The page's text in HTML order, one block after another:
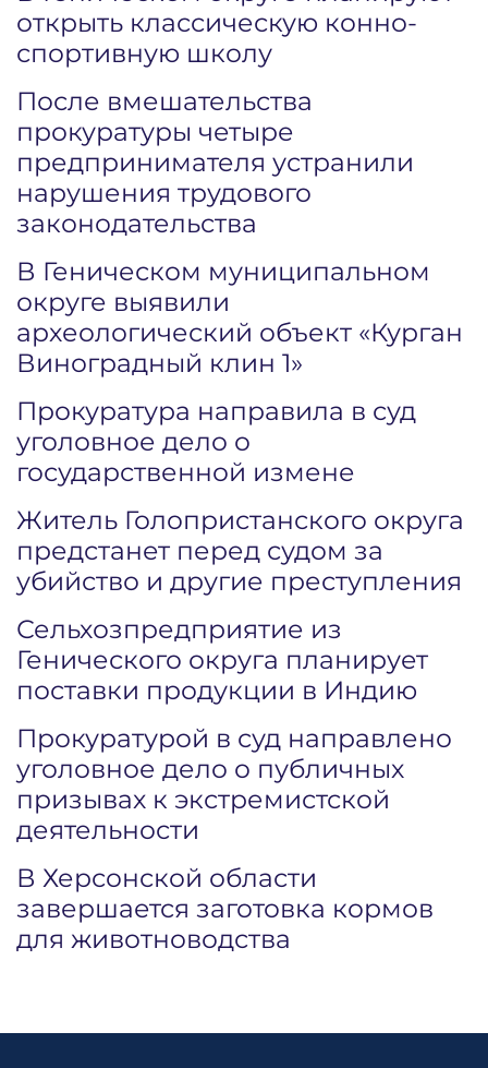
открыть классическую конно-
спортивную школу
После вмешательства
прокуратуры четыре
предпринимателя устранили
нарушения трудового
законодательства
В Геническом муниципальном
округе выявили
археологический объект «Курган
Виноградный клин 1»
Прокуратура направила в суд
уголовное дело о
государственной измене
Житель Голопристанского округа
предстанет перед судом за
убийство и другие преступления
Сельхозпредприятие из
Генического округа планирует
поставки продукции в Индию
Прокуратурой в суд направлено
уголовное дело о публичных
призывах к экстремистской
деятельности
В Херсонской области
завершается заготовка кормов
для животноводства